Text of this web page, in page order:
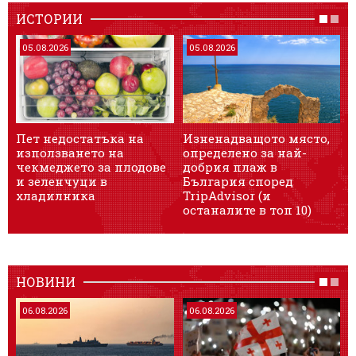
ИСТОРИИ
05.08.2026
Пет недостатъка на
използването на
чекмеджето за плодове
и зеленчуци в
хладилника
05.08.2026
Изненадващото място,
определено за най-
добрия плаж в
България според
TripAdvisor (и
останалите в топ 10)
НОВИНИ
06.08.2026 06.08.2026